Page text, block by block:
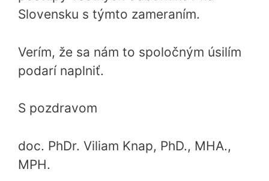
Slovensku s týmto zameraním.
Verím, že sa nám to spoločným úsilím
podarí naplniť.
S pozdravom
doc. PhDr. Viliam Knap, PhD., MHA.,
MPH.